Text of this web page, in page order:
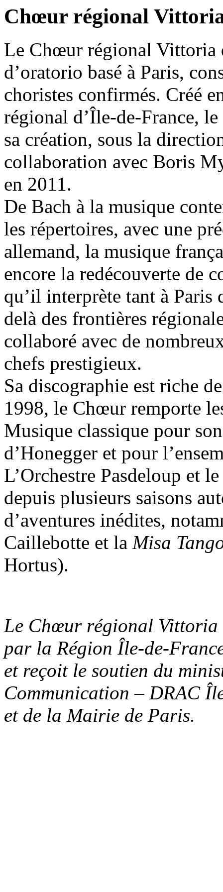
Chœur régional
Le Chœur régional Vittoria
d’oratorio basé à Paris,
choristes confirmés. Créé
régional d’Île-de-France,
sa création, sous la
collaboration avec Boris
en 2011.
De Bach à la musique
les répertoires, avec une
allemand, la musique
encore la redécouverte de
qu’il interprète tant à Paris
delà des frontières
collaboré avec de
chefs prestigieux.
Sa discographie est riche
1998, le Chœur remporte
Musique classique pour
d’Honegger et pour
L’Orchestre Pasdeloup et
depuis plusieurs saisons
d’aventures inédites,
Caillebotte et la Misa
Hortus).
Le Chœur régional Vittoria
par la Région Île-de-
et reçoit le soutien du
Communication – DRAC
et de la Mairie de Paris.